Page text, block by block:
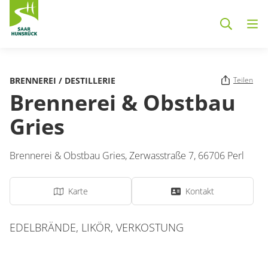
BRENNEREI / DESTILLERIE Teilen
Brennerei & Obstbau
Gries
Brennerei & Obstbau Gries,Zerwasstraße 7, 66706 Perl
Karte Kontakt
EDELBRÄNDE, LIKÖR, VERKOSTUNG